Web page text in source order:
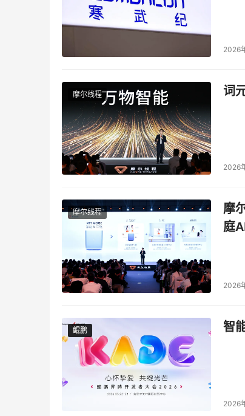
2026
摩尔线程 词
2026
摩尔线程
摩
庭
2026
鲲鹏
鲲鹏 智
2026